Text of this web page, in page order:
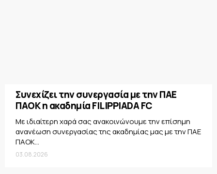
Συνεχίζει την συνεργασία με την ΠΑΕ
ΠΑΟΚ η ακαδημία FILIPPIADA FC
Με ιδιαίτερη χαρά σας ανακοινώνουμε την επίσημη
ανανέωση συνεργασίας της ακαδημίας μας με την ΠΑΕ
ΠΑΟΚ...
03.08.2026